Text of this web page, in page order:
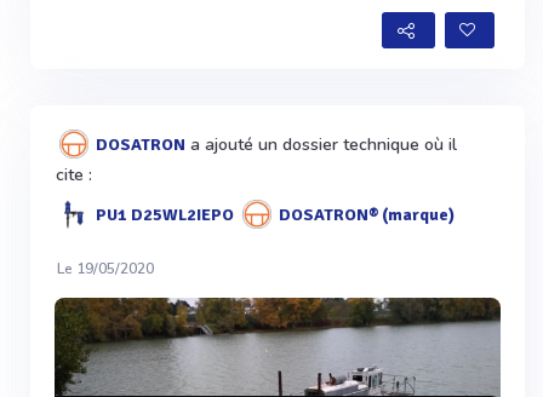
DOSATRON a ajouté un dossier technique où il
cite :
PU1 D25WL2IEPO DOSATRON® (marque)
Le 19/05/2020